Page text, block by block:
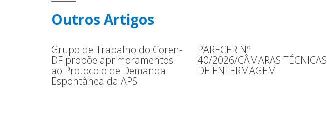
Outros Artigos
Grupo de Trabalho do Coren-
DF propõe aprimoramentos
ao Protocolo de Demanda
Espontânea da APS
PARECER Nº
40/2026/CÂMARAS TÉCNICAS
DE ENFERMAGEM